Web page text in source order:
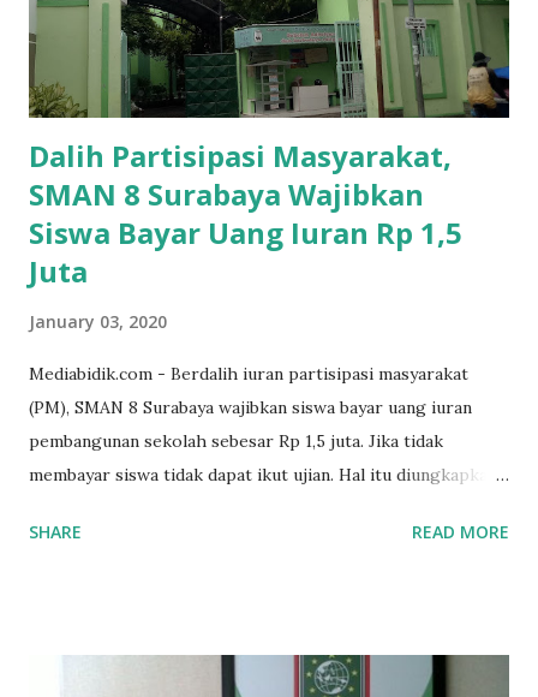
Dalih Partisipasi Masyarakat,
SMAN 8 Surabaya Wajibkan
Siswa Bayar Uang Iuran Rp 1,5
Juta
January 03, 2020
Mediabidik.com - Berdalih iuran partisipasi masyarakat
(PM), SMAN 8 Surabaya wajibkan siswa bayar uang iuran
pembangunan sekolah sebesar Rp 1,5 juta. Jika tidak
membayar siswa tidak dapat ikut ujian. Hal itu diungkapkan
SMAN 8 Jalan Iskandar Muda Surabaya mengatakan, ada
Mujib menambahkan, akhirnya terpaksa ortu nya pinjam
SHARE READ MORE